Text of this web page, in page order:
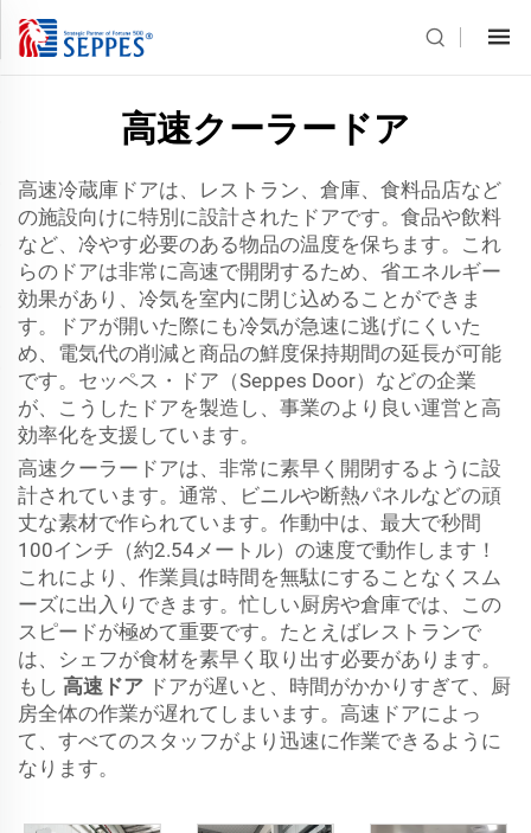
高速クーラードア
高速冷蔵庫ドアは、レストラン、倉庫、食料品店など
の施設向けに特別に設計されたドアです。食品や飲料
など、冷やす必要のある物品の温度を保ちます。これ
らのドアは非常に高速で開閉するため、省エネルギー
効果があり、冷気を室内に閉じ込めることができま
す。ドアが開いた際にも冷気が急速に逃げにくいた
め、電気代の削減と商品の鮮度保持期間の延長が可能
です。セッペス・ドア（Seppes Door）などの企業
が、こうしたドアを製造し、事業のより良い運営と高
効率化を支援しています。
高速クーラードアは、非常に素早く開閉するように設
計されています。通常、ビニルや断熱パネルなどの頑
丈な素材で作られています。作動中は、最大で秒間
100インチ（約2.54メートル）の速度で動作します！
これにより、作業員は時間を無駄にすることなくスム
ーズに出入りできます。忙しい厨房や倉庫では、この
スピードが極めて重要です。たとえばレストランで
は、シェフが食材を素早く取り出す必要があります。
もし 高速ドア ドアが遅いと、時間がかかりすぎて、厨
房全体の作業が遅れてしまいます。高速ドアによっ
て、すべてのスタッフがより迅速に作業できるように
なります。